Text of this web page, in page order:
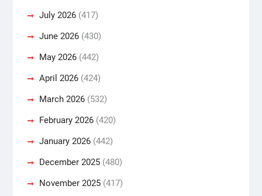
July 2026(417)
June 2026(430)
May 2026(442)
April 2026(424)
March 2026(532)
February 2026(420)
January 2026(442)
December 2025(480)
November 2025(417)